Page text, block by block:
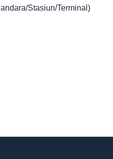
Stasiun/Terminal)